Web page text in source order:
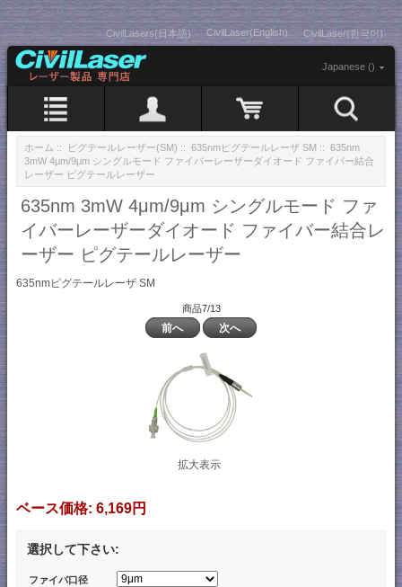
CivilLasers(日本語) CivilLaser(English) CivilLaser(한국어)
Japanese ()
ホーム :: ピグテールレーザー(SM) :: 635nmピグテールレーザ SM :: 635nm
3mW 4μm/9μm シングルモード ファイバーレーザーダイオード ファイバー結合
レーザー ピグテールレーザー
635nm 3mW 4μm/9μm シングルモード ファ
イバーレーザーダイオード ファイバー結合レ
ーザー ピグテールレーザー
635nmピグテールレーザ SM
商品7/13
前へ 次へ
拡大表示
ベース価格: 6,169円
選択して下さい:
ファイバ口径